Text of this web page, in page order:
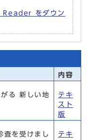
をダウン
内容
がる 新しい地
テキ
スト
版
査を受けまし
テキ